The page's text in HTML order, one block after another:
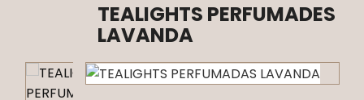
TEALIGHTS PERFUMADES
LAVANDA